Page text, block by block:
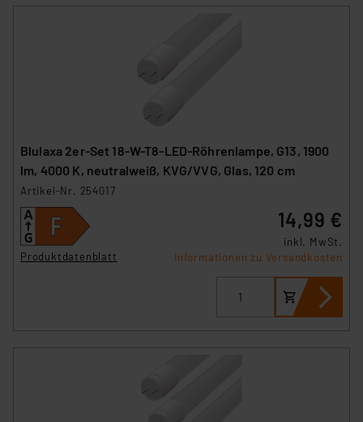
Blulaxa 2er-Set 18-W-T8-LED-Röhrenlampe, G13, 1900
lm, 4000 K, neutralweiß, KVG/VVG, Glas, 120 cm
Artikel-Nr. 254017
Produktdatenblatt
14,99 €
inkl. MwSt.
Informationen zu Versandkosten